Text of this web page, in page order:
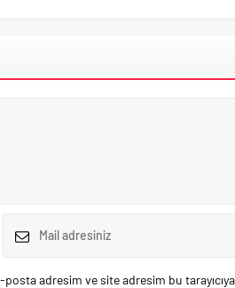
adresim ve site adresim bu tarayıcıya